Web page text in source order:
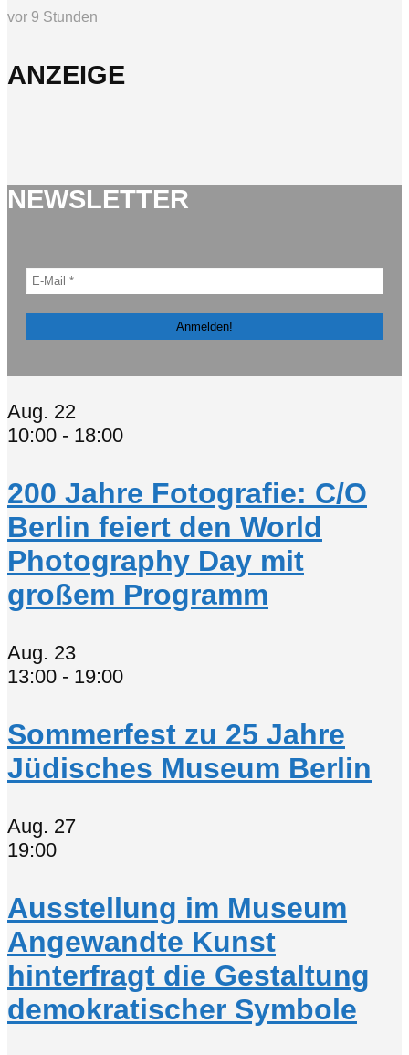
vor 9 Stunden
ANZEIGE
NEWSLETTER
Aug. 22
10:00 - 18:00
200 Jahre Fotografie: C/O
Berlin feiert den World
Photography Day mit
großem Programm
Aug. 23
13:00 - 19:00
Sommerfest zu 25 Jahre
Jüdisches Museum Berlin
Aug. 27
19:00
Ausstellung im Museum
Angewandte Kunst
hinterfragt die Gestaltung
demokratischer Symbole